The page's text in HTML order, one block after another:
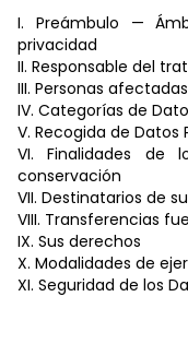
I. Preámbulo —
privacidad
II. Responsable del
III. Personas afectadas
IV. Categorías de
V. Recogida de Datos
VI. Finalidades de
conservación
VII. Destinatarios de
VIII. Transferencias
IX. Sus derechos
X. Modalidades de
XI. Seguridad de los